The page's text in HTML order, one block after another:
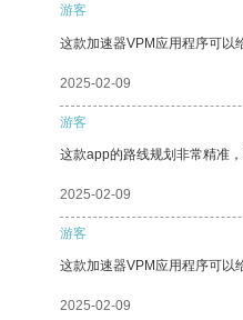
游客
这款加速器VPM应用程序可以
2025-02-09
游客
这款app的路线规划非常精准
2025-02-09
游客
这款加速器VPM应用程序可以
2025-02-09